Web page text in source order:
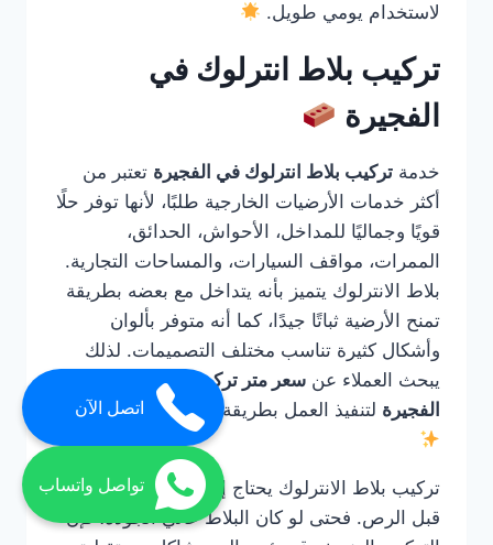
لاستخدام يومي طويل.
تركيب بلاط انترلوك في
الفجيرة
خدمة تركيب بلاط انترلوك في الفجيرة تعتبر من
أكثر خدمات الأرضيات الخارجية طلبًا، لأنها توفر حلًا
قويًا وجماليًا للمداخل، الأحواش، الحدائق،
الممرات، مواقف السيارات، والمساحات التجارية.
بلاط الانترلوك يتميز بأنه يتداخل مع بعضه بطريقة
تمنح الأرضية ثباتًا جيدًا، كما أنه متوفر بألوان
وأشكال كثيرة تناسب مختلف التصميمات. لذلك
يبحث العملاء عن سعر متر تركيب الانترلوك في
الفجيرة لتنفيذ العمل بطريقة صحيحة واحترافية.
تركيب بلاط الانترلوك يحتاج إلى خبرة في التأسيس
قبل الرص. فحتى لو كان البلاط عالي الجودة، فإن
اتصل الآن
تواصل واتساب